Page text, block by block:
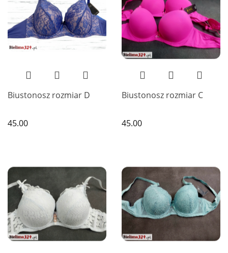
Biustonosz rozmiar D
45.00
Biustonosz rozmiar C
45.00